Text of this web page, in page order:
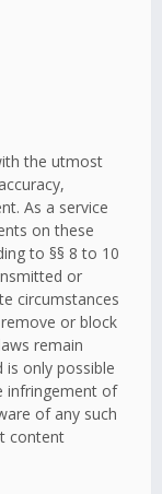
the utmost
As a service
on these
to §§ 8 to 10
or
circumstances
or block
remain
is only possible
infringement of
of any such
content